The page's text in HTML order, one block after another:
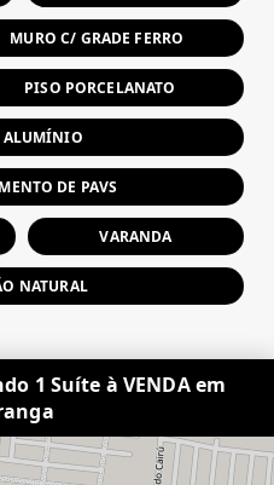
MURO C/ GRADE FERRO
PISO PORCELANATO
ALUMÍNIO
DE PAVS
VARANDA
NATURAL
1 Suíte à VENDA em